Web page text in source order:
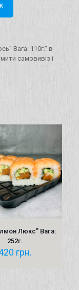
Вага: 110г." в
самовивіз і
Люкс” Вага:
252г.
грн.